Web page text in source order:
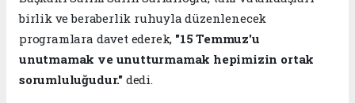
birlik ve beraberlik ruhuyla düzenlenecek
programlara davet ederek, "15 Temmuz'u
unutmamak ve unutturmamak hepimizin ortak
sorumluluğudur." dedi.